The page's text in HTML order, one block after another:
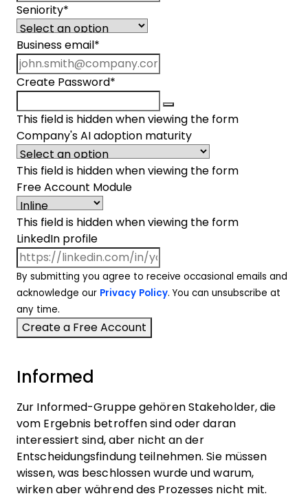
Seniority*
Business email *
Create Password*
This field is hidden when viewing the form
Company's AI adoption maturity
This field is hidden when viewing the form
Free Account Module
This field is hidden when viewing the form
LinkedIn profile
By submitting you agree to receive occasional emails and
acknowledge our Privacy Policy. You can unsubscribe at
any time.
Informed
Zur Informed-Gruppe gehören Stakeholder, die
vom Ergebnis betroffen sind oder daran
interessiert sind, aber nicht an der
Entscheidungsfindung teilnehmen. Sie müssen
wissen, was beschlossen wurde und warum,
wirken aber während des Prozesses nicht mit.